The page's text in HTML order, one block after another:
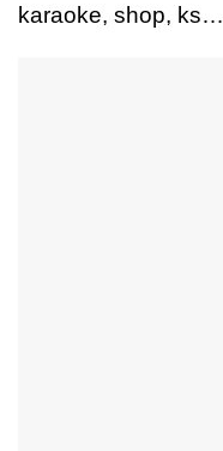
karaoke, shop, ks…